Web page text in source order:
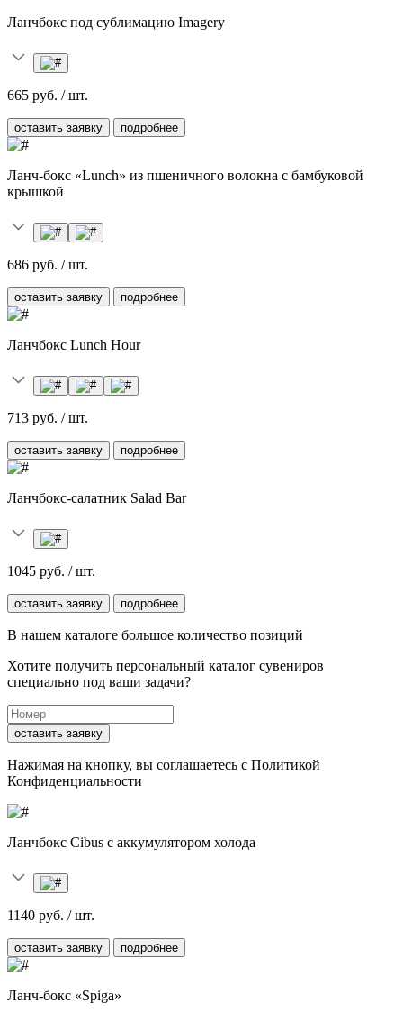
Ланчбокс под сублимацию Imagery
665 руб. / шт.
оставить заявку подробнее
Ланч-бокс «Lunch» из пшеничного волокна с бамбуковой
крышкой
686 руб. / шт.
оставить заявку подробнее
Ланчбокс Lunch Hour
713 руб. / шт.
оставить заявку подробнее
Ланчбокс-салатник Salad Bar
1045 руб. / шт.
оставить заявку подробнее
В нашем каталоге большое количество позиций
Хотите получить персональный каталог сувениров
специально под ваши задачи?
оставить заявку
Нажимая на кнопку, вы соглашаетесь с Политикой
Конфиденциальности
Ланчбокс Cibus с аккумулятором холода
1140 руб. / шт.
оставить заявку подробнее
Ланч-бокс «Spiga»